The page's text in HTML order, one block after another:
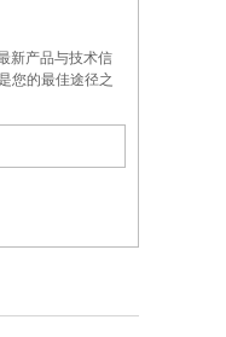
新产品与技术信
您的最佳途径之